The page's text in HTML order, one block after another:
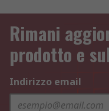
Rimani
prodotto e
Indirizzo email